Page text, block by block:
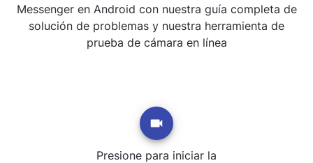
Messenger en Android con nuestra guía completa de
solución de problemas y nuestra herramienta de
prueba de cámara en línea
Presione para iniciar la